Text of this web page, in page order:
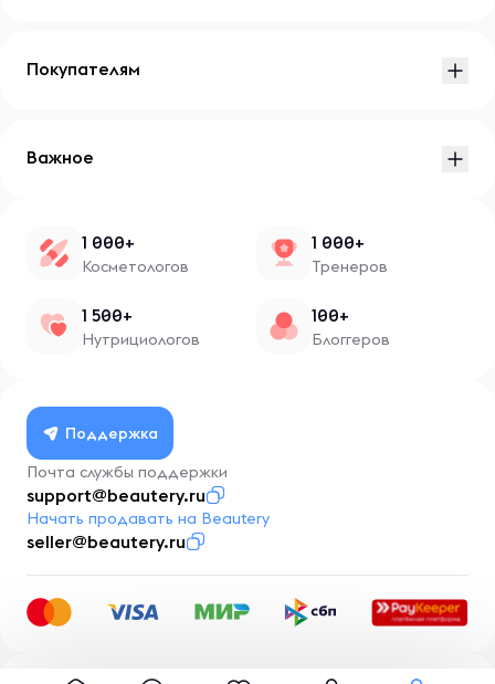
Покупателям
Важное
1 000+
Косметологов
1 000+
Тренеров
1 500+
Нутрициологов
100+
Блоггеров
Поддержка
Почта службы поддержки
support@beautery.ru
Начать продавать на Beautery
seller@beautery.ru